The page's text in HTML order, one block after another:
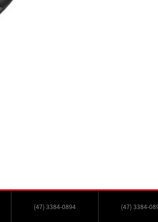
(47) 3384-0894 (47) 3384-